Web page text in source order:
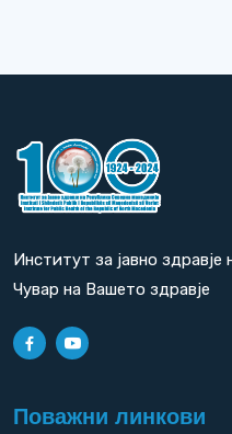
Институт за јавно
Чувар на Вашето здравје
Поважни линкови